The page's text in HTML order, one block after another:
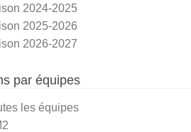
2024-2025
2025-2026
2026-2027
par équipes
les équipes